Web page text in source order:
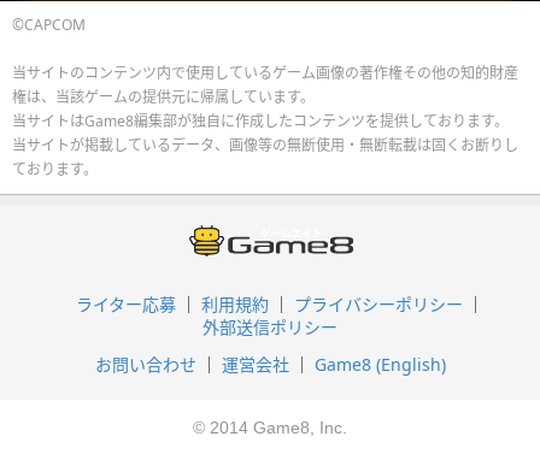
©CAPCOM
当サイトのコンテンツ内で使用しているゲーム画像の著作権その他の知的財産
権は、当該ゲームの提供元に帰属しています。
当サイトはGame8編集部が独自に作成したコンテンツを提供しております。
当サイトが掲載しているデータ、画像等の無断使用・無断転載は固くお断りし
ております。
ライター応募 利用規約
プライバシーポリシー
外部送信ポリシー
お問い合わせ
運営会社 Game8 (English)
© 2014 Game8, Inc.